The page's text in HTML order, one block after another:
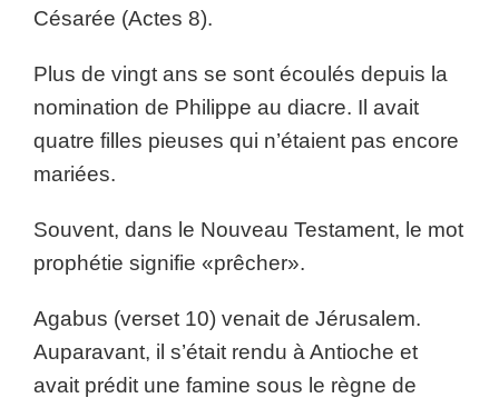
Césarée (Actes 8).
Plus de vingt ans se sont écoulés depuis la
nomination de Philippe au diacre. Il avait
quatre filles pieuses qui n’étaient pas encore
mariées.
Souvent, dans le Nouveau Testament, le mot
prophétie signifie «prêcher».
Agabus (verset 10) venait de Jérusalem.
Auparavant, il s’était rendu à Antioche et
avait prédit une famine sous le règne de